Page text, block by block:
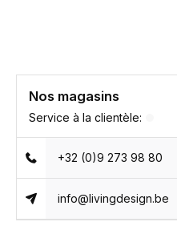
Nos magasins
Service à la clientèle:
+32 (0)9 273 98 80
info@livingdesign.be